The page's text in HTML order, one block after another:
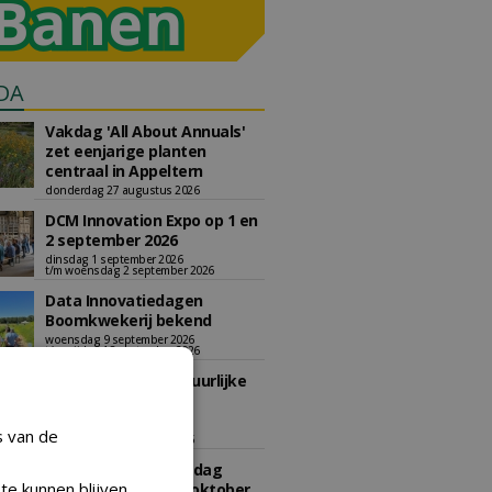
Vakdag 'All About Annuals'
zet eenjarige planten
centraal in Appeltern
donderdag 27 augustus 2026
DCM Innovation Expo op 1 en
2 september 2026
dinsdag 1 september 2026
t/m woensdag 2 september 2026
Data Innovatiedagen
Boomkwekerij bekend
woensdag 9 september 2026
t/m vrijdag 18 september 2026
Kennismiddag: 'Natuurlijke
maandag 28 september 2026
Landelijke Jongerendag
van de